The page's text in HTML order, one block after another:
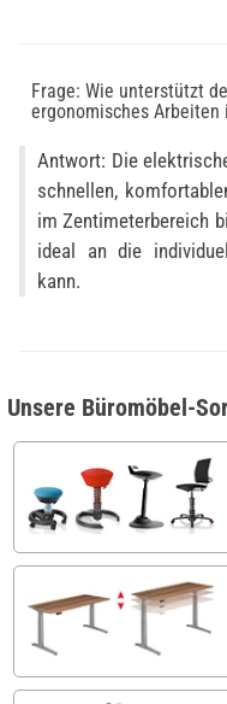
Frage: Wie unterstützt
ergonomisches Arbeiten
Antwort: Die
schnellen,
im Zentimeterbereich
ideal an die
kann.
Unsere Büromöbel-